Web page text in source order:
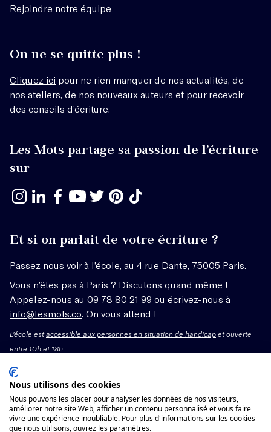
Rejoindre notre équipe
On ne se quitte plus !
Cliquez ici pour ne rien manquer de nos actualités, de
nos ateliers, de nos nouveaux auteurs et pour recevoir
des conseils d’écriture.
Les Mots partage sa passion de l’écriture
sur
Et si on parlait de votre écriture ?
Passez nous voir à l’école, au 4 rue Dante, 75005 Paris
Vous n’êtes pas à Paris ? Discutons quand même !
Appelez-nous au 09 78 80 21 99 ou écrivez-nous à
info@lesmots.co . On vous attend !
L'école estaccessible aux personnes en situation de handicap et ouverte
entre 10h et 18h.
Mentions légales – CGV
Organisme de formation enregistré sous le numéro
11755662775 auprès du préfet de région Île-de-France.
Nous utilisons des cookies
Nous pouvons les placer pour analyser les données de nos visiteurs,
améliorer notre site Web, afficher un contenu personnalisé et vous faire
vivre une expérience inoubliable. Pour plus d'informations sur les cookies
que nous utilisons, ouvrez les paramètres.